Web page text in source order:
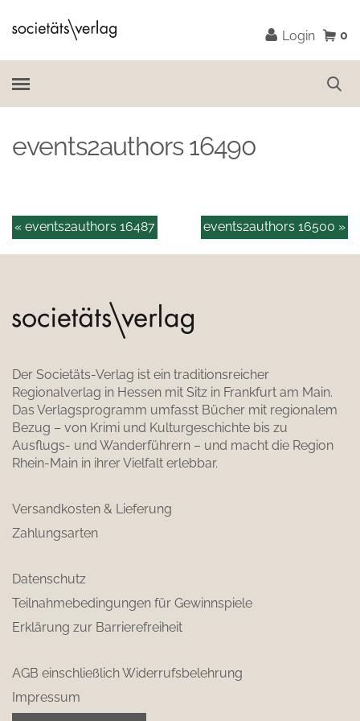
Login 0
events2authors 16490
events2authors 16500 »
« events2authors 16487
Der Societäts-Verlag ist ein traditionsreicher
Regionalverlag in Hessen mit Sitz in Frankfurt am Main.
Das Verlagsprogramm umfasst Bücher mit regionalem
Bezug – von Krimi und Kulturgeschichte bis zu
Ausflugs- und Wanderführern – und macht die Region
Rhein-Main in ihrer Vielfalt erlebbar.
Versandkosten & Lieferung
Zahlungsarten
Datenschutz
Teilnahmebedingungen für Gewinnspiele
Erklärung zur Barrierefreiheit
AGB einschließlich Widerrufsbelehrung
Impressum